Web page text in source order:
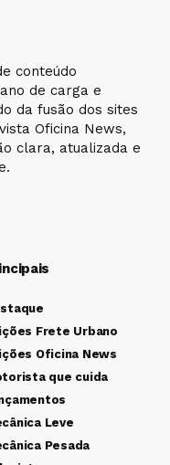
conteúdo
de carga e
da fusão dos sites
Oficina News,
clara, atualizada e
Frete Urbano
Oficina News
que cuida
Leve
Pesada